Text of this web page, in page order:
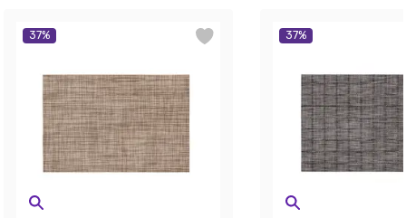
37% 37%